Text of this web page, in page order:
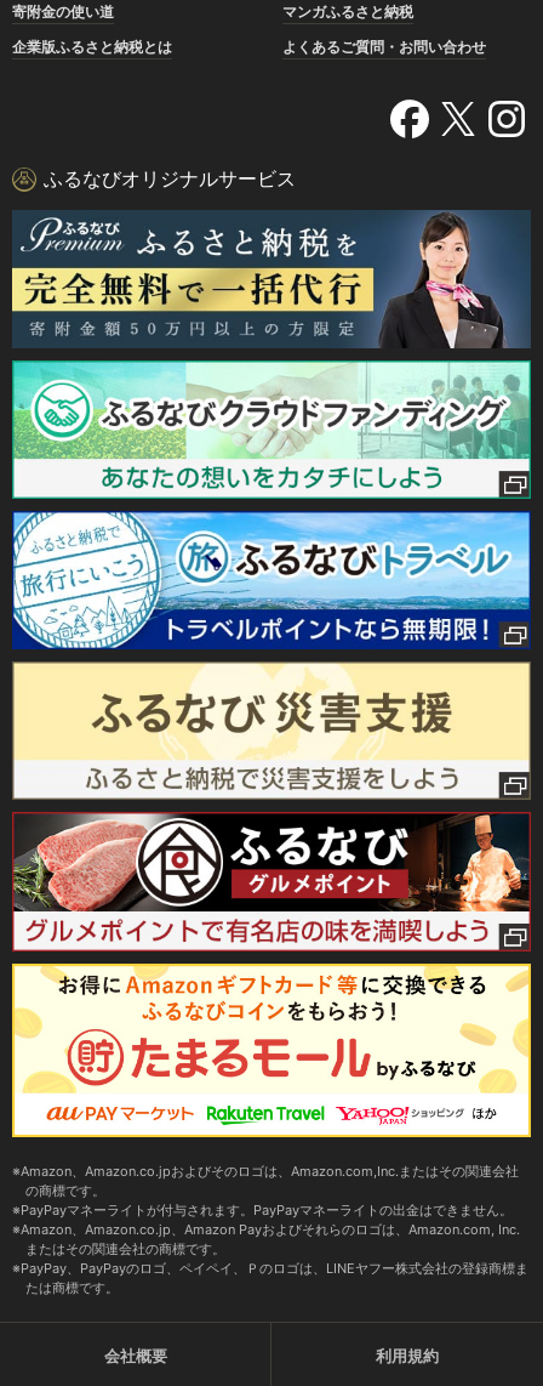
寄附金の使い道
マンガふるさと納税
企業版ふるさと納税とは
よくあるご質問・お問い合わせ
ふるなびオリジナルサービス
Amazon、Amazon.co.jpおよびそのロゴは、Amazon.com,Inc.またはその関連会社
の商標です。
PayPayマネーライトが付与されます。PayPayマネーライトの出金はできません。
Amazon、Amazon.co.jp、Amazon Payおよびそれらのロゴは、Amazon.com, Inc.
またはその関連会社の商標です。
PayPay、PayPayのロゴ、ペイペイ、Ｐのロゴは、LINEヤフー株式会社の登録商標ま
たは商標です。
会社概要 利用規約